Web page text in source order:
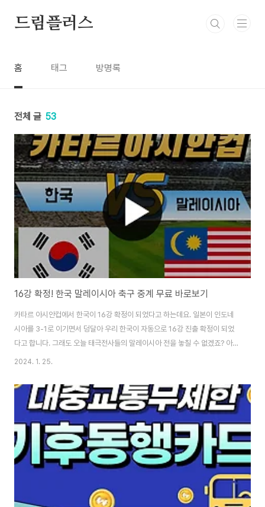
드림플러스
홈 태그 방명록
전체 글 53
16강 확정! 한국 말레이시아 축구 중계 무료 바로보기
카타르 아시안컵에서 한국이 16강 확정이 되었다고 하는데요. 일본이 인도네
시아를 3-1로 이기면서 덩달아 우리 한국이 자동으로 16강 진출 확정이 되었
다고 합니다. 그래도 오늘 태극전사들의 말레이시아 전을 놓칠 수 없겠죠? 아시
안컵 3차전 한국 vs 말레이시아 축구 중계 무료로 볼 수 있는 곳을 한 방에 알
볼 수 있는 곳이 아니기 때문에 서둘러서 바로 아래 버튼 접속하셔서 축구중계
를 절대로 놓치지마세요! 축구중계 무료보기👆 카타르 아시안컵 3차전 한국
VS 말레이시아 축구 중계는 tvN, tvN 스포츠 채널에서 중계를 맡고 있는데요.
넓게 티비로 보실 분들은 tvN 채널로 맞춰두시면 좋습니다. 대신, tvN 채널은
지역마다 티비 ..
2024. 1. 25.